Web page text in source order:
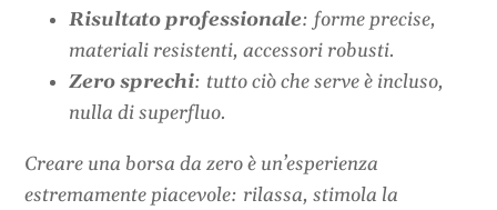
Risultato professionale: forme precise,
materiali resistenti, accessori robusti.
Zero sprechi: tutto ciò che serve è incluso,
nulla di superfluo.
Creare una borsa da zero è un’esperienza
estremamente piacevole: rilassa, stimola la